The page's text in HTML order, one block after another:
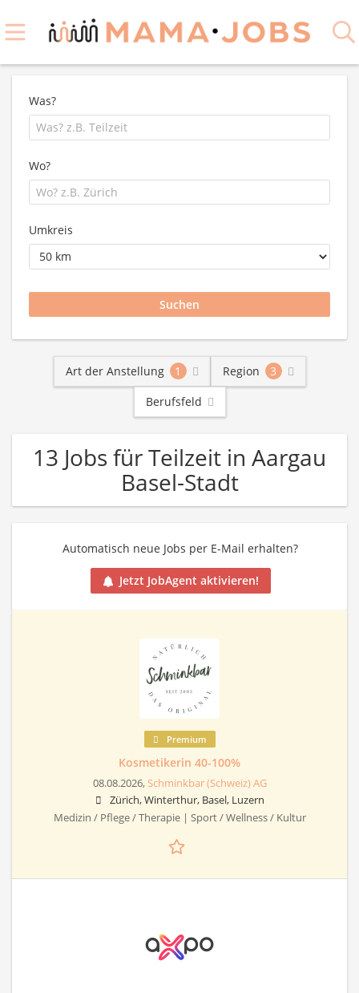
Was?
Wo?
Umkreis
Art der Anstellung 1 Region
3
Berufsfeld
13 Jobs für Teilzeit in Aargau
Basel-Stadt
Automatisch neue Jobs per E-Mail erhalten?
Jetzt JobAgent aktivieren!
Premium
Kosmetikerin 40-100%
08.08.2026, Schminkbar (Schweiz) AG
Zürich, Winterthur, Basel, Luzern
Medizin / Pflege / Therapie | Sport / Wellness / Kultur